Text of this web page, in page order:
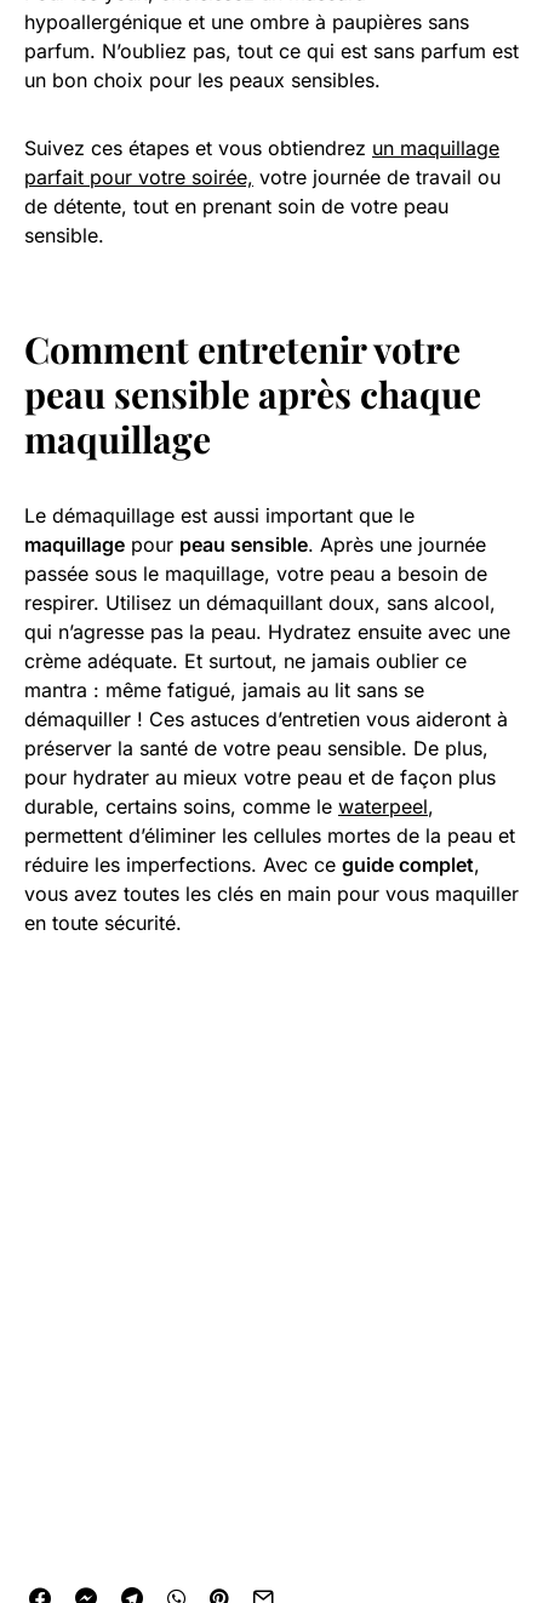
hypoallergénique et une ombre à paupières sans
parfum. N’oubliez pas, tout ce qui est sans parfum est
un bon choix pour les peaux sensibles.
Suivez ces étapes et vous obtiendrez un maquillage
parfait pour votre soirée, votre journée de travail ou
de détente, tout en prenant soin de votre peau
sensible.
Comment entretenir votre
peau sensible après chaque
maquillage
Le démaquillage est aussi important que le
maquillage pour peau sensible. Après une journée
passée sous le maquillage, votre peau a besoin de
respirer. Utilisez un démaquillant doux, sans alcool,
qui n’agresse pas la peau. Hydratez ensuite avec une
crème adéquate. Et surtout, ne jamais oublier ce
mantra : même fatigué, jamais au lit sans se
démaquiller ! Ces astuces d’entretien vous aideront à
préserver la santé de votre peau sensible. De plus,
pour hydrater au mieux votre peau et de façon plus
durable, certains soins, comme le waterpeel,
permettent d’éliminer les cellules mortes de la peau et
réduire les imperfections. Avec ce guide complet,
vous avez toutes les clés en main pour vous maquiller
en toute sécurité.